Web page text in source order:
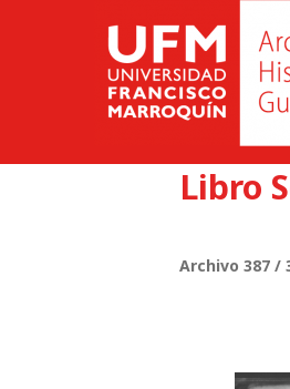
Libro
Archivo 387 /